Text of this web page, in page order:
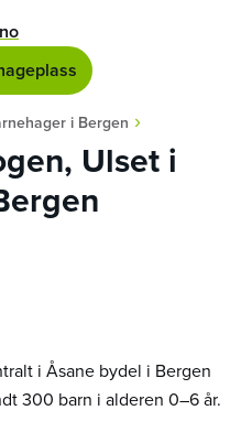
i Bergen ›
Ulset i
i Åsane bydel i Bergen
300 barn i alderen 0–6 år.